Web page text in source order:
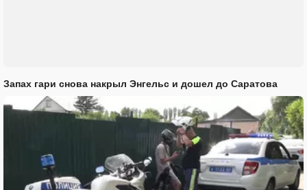
Запах гари снова накрыл Энгельс и дошел до Саратова